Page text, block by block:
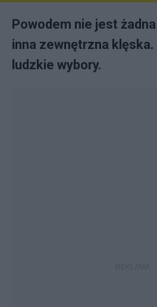
Powodem nie jest
inna zewnętrzna
ludzkie wybory.